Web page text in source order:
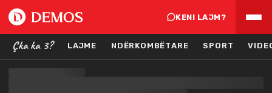
KENI LAJM?
Çka ka 3? LAJME NDËRKOMBËTARE SPORT